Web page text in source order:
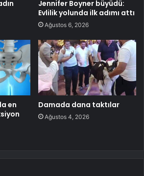
Jennifer Boyner büyüdü:
Evlilik yolunda ilk adımı attı
Ağustos 6, 2026
en
Damada dana taktılar
Ağustos 4, 2026